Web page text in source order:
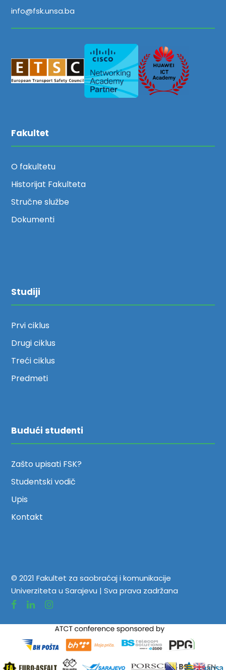
info@fsk.unsa.ba
Fakultet
O fakultetu
Historijat Fakulteta
Stručne službe
Dokumenti
Studiji
Prvi ciklus
Drugi ciklus
Treći ciklus
Predmeti
Budući studenti
Zašto upisati FSK?
Studentski vodič
Upis
Kontakt
© 2021 Fakultet za saobraćaj i komunikacije
Univerziteta u Sarajevu | Sva prava zadržana
BS EN